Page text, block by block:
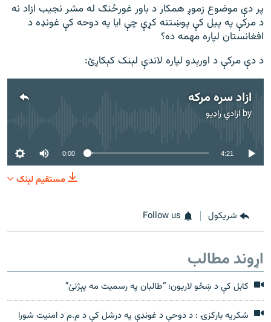
پر دې موضوع زموږ همکار د باور غورځنګ له مشر نجیب ازاد نه
د مرکې په پیل کې پوښتنه کړې چې ایا په دوحه کې غونډه د
افغانستان لپاره مهمه ده؟
د دې مرکې د اورېدو لپاره لاندې لېنک کېکاږئ:
ازاد سره مرکه
by ازادي راډیو
No media source currently available
0:00 4:21
مستقیم لېنک
شريکول Follow us
اړوند مطالب
کابل کې د ښځو لاریون؛ “طالبان په رسمیت مه پېژنئ”
شکریه بارکزۍ : د دوحې د غونډې په درشل کې د م.م د امنیت شورا